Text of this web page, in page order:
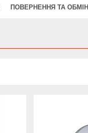
ПОВЕРНЕННЯ ТА ОБМІН